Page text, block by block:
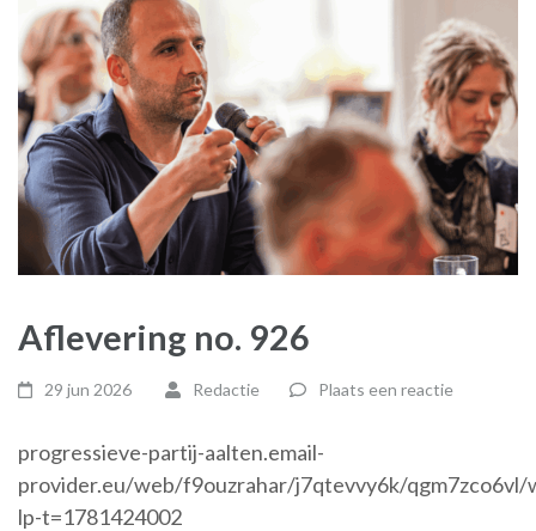
Aflevering no. 926
29 jun 2026 Redactie Plaats een reactie
progressieve-partij-aalten.email-
provider.eu/web/f9ouzrahar/j7qtevvy6k/qgm7zco6vl/
lp-t=1781424002